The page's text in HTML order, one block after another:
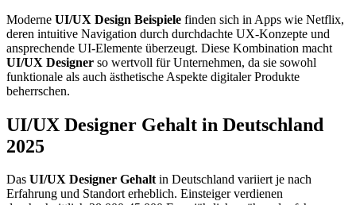
Moderne UI/UX Design Beispiele finden sich in Apps wie Netflix,
deren intuitive Navigation durch durchdachte UX-Konzepte und
ansprechende UI-Elemente überzeugt. Diese Kombination macht
UI/UX Designer so wertvoll für Unternehmen, da sie sowohl
funktionale als auch ästhetische Aspekte digitaler Produkte
beherrschen.
UI/UX Designer Gehalt in Deutschland
2025
Das UI/UX Designer Gehaltin Deutschland variiert je nach
Erfahrung und Standort erheblich. Einsteiger verdienen